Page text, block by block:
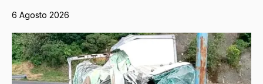
6 Agosto 2026